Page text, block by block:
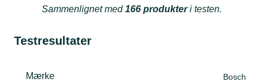
Sammenlignet med166 produkteri testen.
Testresultater
Mærke Bosch